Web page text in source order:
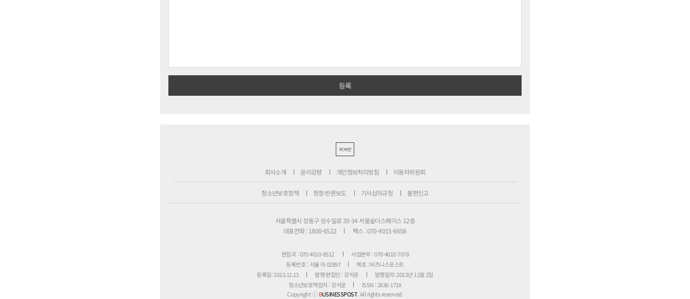
PC버전
회사소개 윤리강령 개인정보처리방침 이용자위원회
청소년보호정책 정정·반론보도 기사심의규정 불편신고
서울특별시 성동구 성수일로 39-34 서울숲더스페이스 12층
대표전화 : 1800-6522
팩스 : 070-4015-8658
편집국 : 070-4010-8512
사업본부 : 070-4010-7078
등록번호 : 서울 아 02897
제호 : 비즈니스포스트
등록일: 2013.11.13
발행·편집인 : 강석운
발행일자: 2013년 12월 2일
청소년보호책임자 : 강석운
ISSN : 2636-171X
Copyright ⓒBUSINESSPOST. All rights reserved.